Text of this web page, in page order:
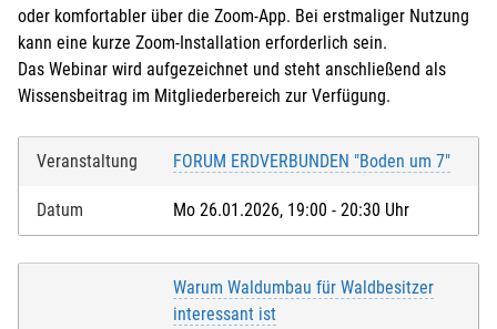
oder komfortabler über die Zoom-App. Bei erstmaliger Nutzung
kann eine kurze Zoom-Installation erforderlich sein.
Das Webinar wird aufgezeichnet und steht anschließend als
Wissensbeitrag im Mitgliederbereich zur Verfügung.
Veranstaltung FORUM ERDVERBUNDEN "Boden um 7"
Datum Mo 26.01.2026, 19:00 - 20:30 Uhr
Warum Waldumbau für Waldbesitzer
interessant ist